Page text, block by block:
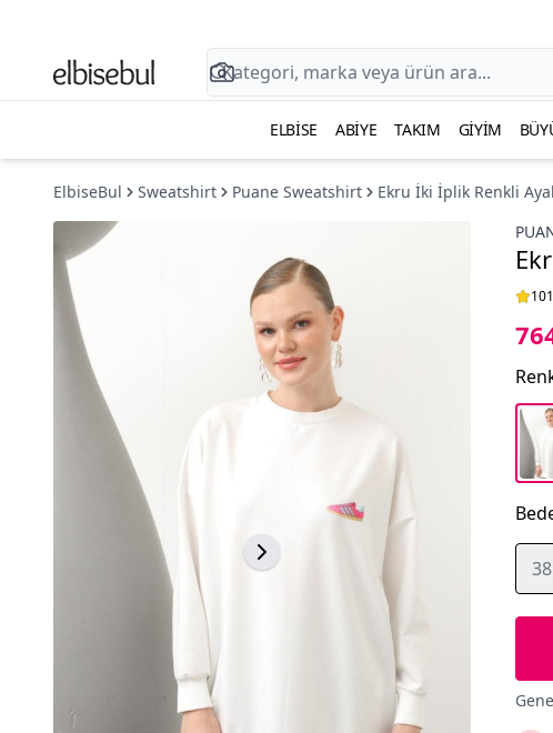
ELBISE ABIYE TAKIM GIYIM
ElbiseBul Sweatshirt Puane Sweatshirt
Ekru İki İplik Renkli
38